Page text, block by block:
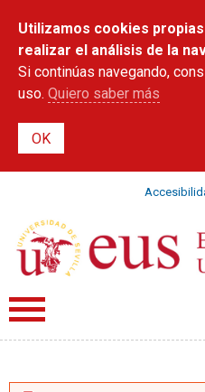
contenido
principal
Utilizamos cookies
realizar el análisis de la
Si continúas navegando,
uso. Quiero saber más